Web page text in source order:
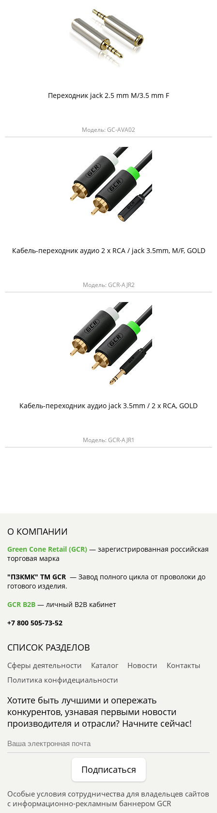
Переходник jack 2.5 mm M/3.5 mm F
Модель: GC-AVA02
Кабель-переходник аудио 2 х RCA / jack 3.5mm, M/F, GOLD
Модель: GCR-AJR2
Кабель-переходник аудио jack 3.5mm / 2 х RCA, GOLD
Модель: GCR-AJR1
О КОМПАНИИ
Green Cone Retail (GCR) — зарегистрированная российская
торговая марка
"ПЗКМК" TM GCR — Завод полного цикла от проволоки до
готового изделия.
GCR B2B — личный B2B кабинет
+7 800 505-73-52
СПИСОК РАЗДЕЛОВ
Сферы деятельности Каталог Новости
Контакты
Политика конфидециальности
Хотите быть лучшими и опережать
конкурентов, узнавая первыми новости
производителя и отрасли? Начните сейчас!
Подписаться
Особые условия сотрудничества для владельцев сайтов
с информационно-рекламным баннером GCR